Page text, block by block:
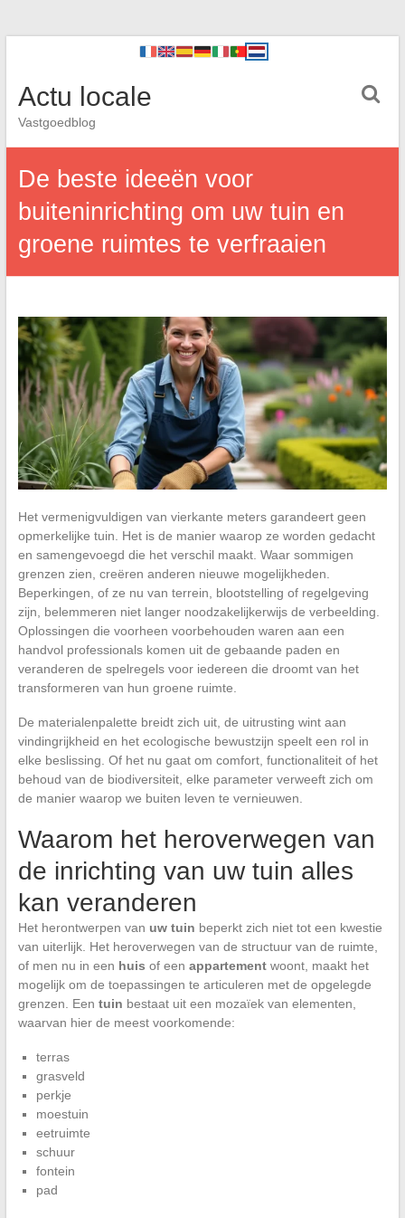
Actu locale
Vastgoedblog
De beste ideeën voor
buiteninrichting om uw tuin en
groene ruimtes te verfraaien
Het vermenigvuldigen van vierkante meters garandeert geen
opmerkelijke tuin. Het is de manier waarop ze worden gedacht
en samengevoegd die het verschil maakt. Waar sommigen
grenzen zien, creëren anderen nieuwe mogelijkheden.
Beperkingen, of ze nu van terrein, blootstelling of regelgeving
zijn, belemmeren niet langer noodzakelijkerwijs de verbeelding.
Oplossingen die voorheen voorbehouden waren aan een
handvol professionals komen uit de gebaande paden en
veranderen de spelregels voor iedereen die droomt van het
transformeren van hun groene ruimte.
De materialenpalette breidt zich uit, de uitrusting wint aan
vindingrijkheid en het ecologische bewustzijn speelt een rol in
elke beslissing. Of het nu gaat om comfort, functionaliteit of het
behoud van de biodiversiteit, elke parameter verweeft zich om
de manier waarop we buiten leven te vernieuwen.
Waarom het heroverwegen van
de inrichting van uw tuin alles
kan veranderen
Het herontwerpen van uw tuin beperkt zich niet tot een kwestie
van uiterlijk. Het heroverwegen van de structuur van de ruimte,
of men nu in een huis of een appartementwoont, maakt het
mogelijk om de toepassingen te articuleren met de opgelegde
grenzen. Een tuin bestaat uit een mozaïek van elementen,
waarvan hier de meest voorkomende:
terras
grasveld
perkje
moestuin
eetruimte
schuur
fontein
pad